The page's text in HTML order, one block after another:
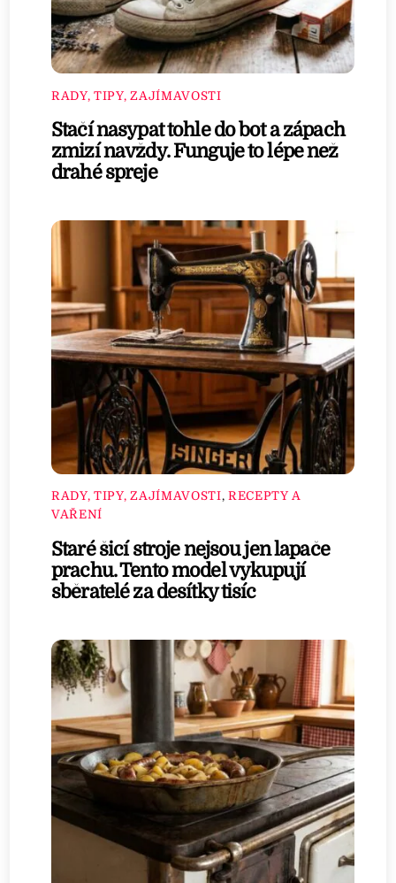
RADY, TIPY, ZAJÍMAVOSTI
Stačí nasypat tohle do bot a zápach
zmizí navždy. Funguje to lépe než
drahé spreje
RADY, TIPY, ZAJÍMAVOSTI, RECEPTY A
VAŘENÍ
Staré šicí stroje nejsou jen lapače
prachu. Tento model vykupují
sběratelé za desítky tisíc